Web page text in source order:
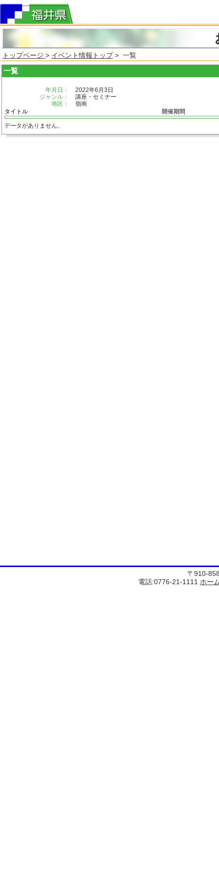
トップページ > イベント情報トップ> 一覧
一覧
年月日：
2022年6月3日
ジャンル：
講座・セミナー
地区：
嶺南
タイトル
開催期間
データがありません。
〒910-
電話:0776-21-1111 ホー